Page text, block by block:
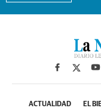
ACTUALIDAD EL